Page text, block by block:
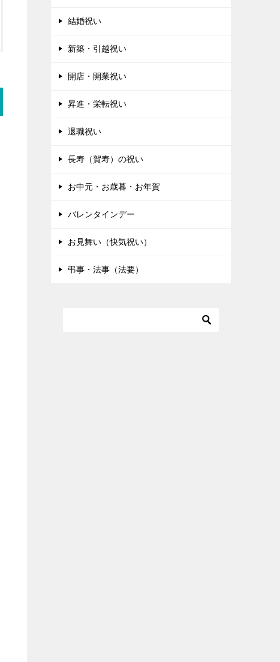
結婚祝い
新築・引越祝い
開店・開業祝い
昇進・栄転祝い
退職祝い
長寿（賀寿）の祝い
お中元・お歳暮・お年賀
バレンタインデー
お見舞い（快気祝い）
弔事・法事（法要）